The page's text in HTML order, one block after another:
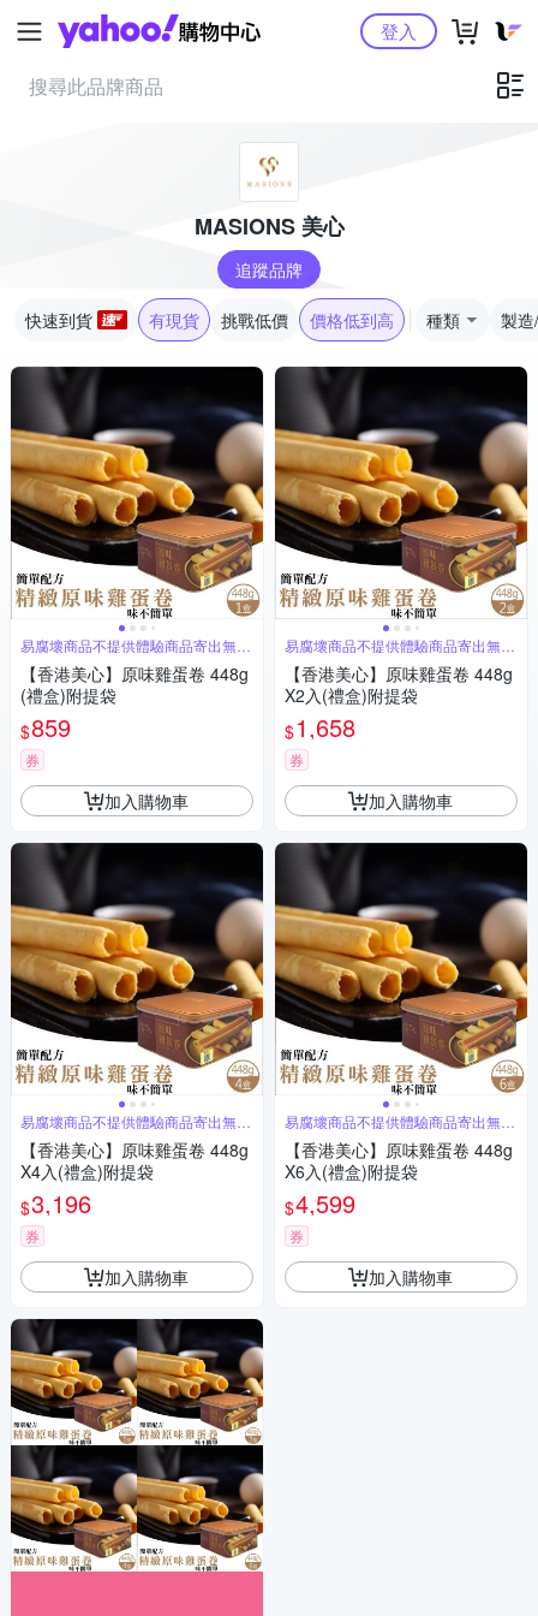
Yahoo購物中心登入
MASIONS 美心
追蹤品牌
快速到貨 有現貨 挑戰低價 價格低到高 種類 製
易腐壞商品不提供體驗商品寄出無法
退換貨
【香港美心】原味雞蛋卷 448g
(禮盒)附提袋
$859
券
加入購物車
易腐壞商品不提供體驗商品寄出無法
退換貨
【香港美心】原味雞蛋卷 448g
X4入(禮盒)附提袋
$3,196
券
加入購物車
易腐壞商品不提供體驗商品寄出無法
退換貨
【香港美心】原味雞蛋卷 448g
X2入(禮盒)附提袋
$1,658
券
加入購物車
易腐壞商品不提供體驗商品寄出無法
退換貨
【香港美心】原味雞蛋卷 448g
X6入(禮盒)附提袋
$4,599
券
加入購物車